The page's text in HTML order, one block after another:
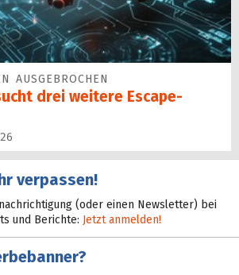
AUSGEBROCHEN
drei weitere Escape-
verpassen!
(oder einen Newsletter) bei
und Berichte: Jetzt anmelden!